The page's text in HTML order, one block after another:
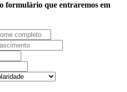
formulário que entraremos em